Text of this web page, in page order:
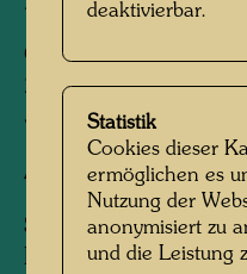
On board the Queen
2000 - unfinished
599 mm x 858 mm
Aquarell auf Holz
Sammlung:
Private collection,
deaktivierbar.
Statistik
Cookies dieser
ermöglichen es
Nutzung der
anonymisiert zu
und die Leistung